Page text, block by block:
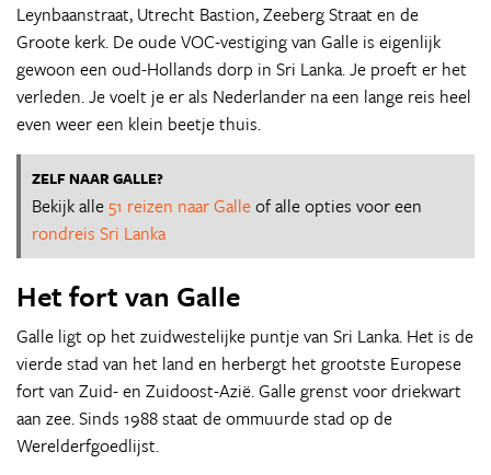
Leynbaanstraat, Utrecht Bastion, Zeeberg Straat en de
Groote kerk. De oude VOC-vestiging van Galle is eigenlijk
gewoon een oud-Hollands dorp in Sri Lanka. Je proeft er het
verleden. Je voelt je er als Nederlander na een lange reis heel
even weer een klein beetje thuis.
ZELF NAAR GALLE?
Bekijk alle51 reizen naar Galleof alle opties voor een
rondreis Sri Lanka
Het fort van Galle
Galle ligt op het zuidwestelijke puntje van Sri Lanka. Het is de
vierde stad van het land en herbergt het grootste Europese
fort van Zuid- en Zuidoost-Azië. Galle grenst voor driekwart
aan zee. Sinds 1988 staat de ommuurde stad op de
Werelderfgoedlijst.